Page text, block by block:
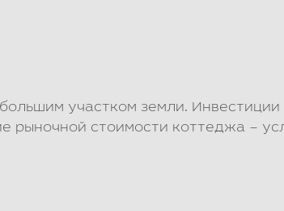
участком земли.
рыночной стоимости коттеджа –